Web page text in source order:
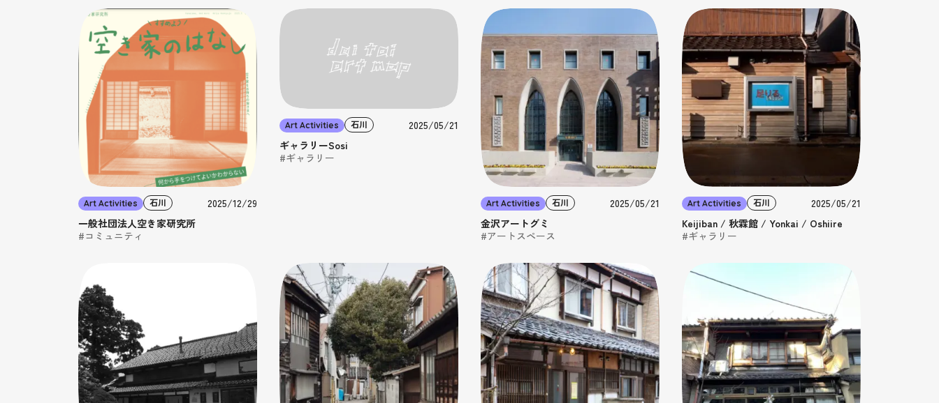
Art Activities 石川
2025/12/29
一般社団法人空き家研究所
#コミュニティ
Art Activities 石川
2025/05/21
ギャラリーSosi
#ギャラリー
Art Activities 石川
2025/05/21
金沢アートグミ
#アートスペース
Art Activities 石川
2025/05/21
Keijiban / 秋霖館 / Yonkai / Oshiire
#ギャラリー